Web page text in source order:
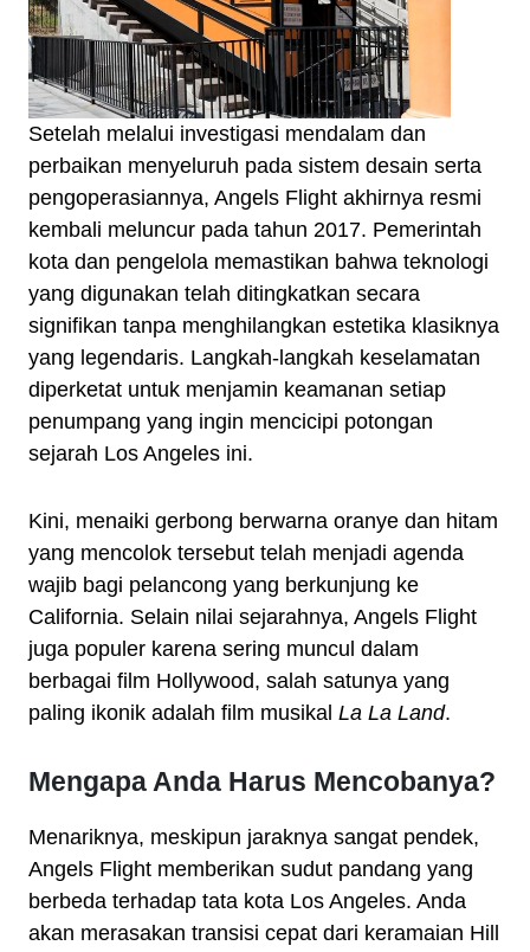
Setelah melalui investigasi mendalam dan
perbaikan menyeluruh pada sistem desain serta
pengoperasiannya, Angels Flight akhirnya resmi
kembali meluncur pada tahun 2017. Pemerintah
kota dan pengelola memastikan bahwa teknologi
yang digunakan telah ditingkatkan secara
signifikan tanpa menghilangkan estetika klasiknya
yang legendaris. Langkah-langkah keselamatan
diperketat untuk menjamin keamanan setiap
penumpang yang ingin mencicipi potongan
sejarah Los Angeles ini.
Kini, menaiki gerbong berwarna oranye dan hitam
yang mencolok tersebut telah menjadi agenda
wajib bagi pelancong yang berkunjung ke
California. Selain nilai sejarahnya, Angels Flight
juga populer karena sering muncul dalam
berbagai film Hollywood, salah satunya yang
paling ikonik adalah film musikal La La Land.
Mengapa Anda Harus Mencobanya?
Menariknya, meskipun jaraknya sangat pendek,
Angels Flight memberikan sudut pandang yang
berbeda terhadap tata kota Los Angeles. Anda
akan merasakan transisi cepat dari keramaian Hill